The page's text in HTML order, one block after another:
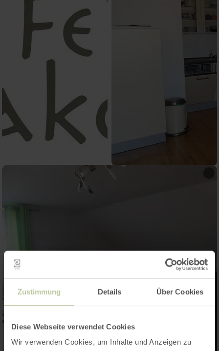
Zustimmung Details Über Cookies
Diese Webseite verwendet Cookies
Wir verwenden Cookies, um Inhalte und Anzeigen zu